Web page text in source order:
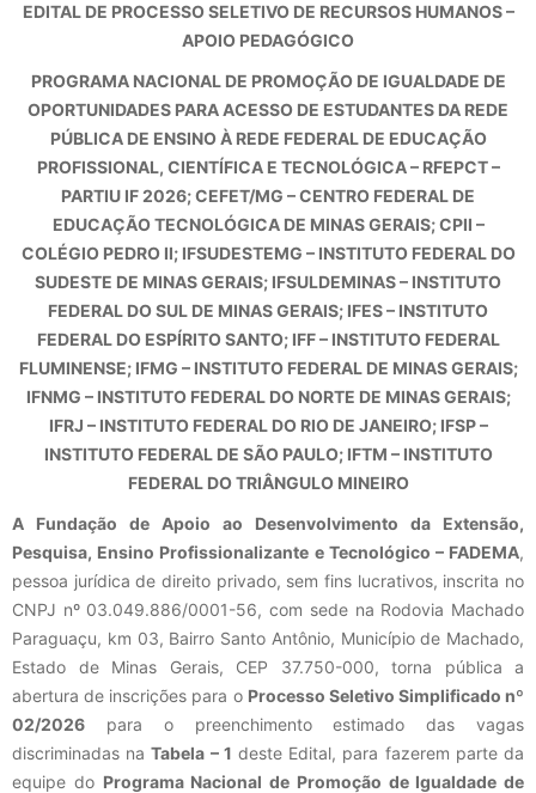
EDITAL DE PROCESSO SELETIVO DE RECURSOS HUMANOS –
APOIO PEDAGÓGICO
PROGRAMA NACIONAL DE PROMOÇÃO DE IGUALDADE DE
OPORTUNIDADES PARA ACESSO DE ESTUDANTES DA REDE
PÚBLICA DE ENSINO À REDE FEDERAL DE EDUCAÇÃO
PROFISSIONAL, CIENTÍFICA E TECNOLÓGICA – RFEPCT –
PARTIU IF 2026; CEFET/MG – CENTRO FEDERAL DE
EDUCAÇÃO TECNOLÓGICA DE MINAS GERAIS; CPII –
COLÉGIO PEDRO II; IFSUDESTEMG – INSTITUTO FEDERAL DO
SUDESTE DE MINAS GERAIS; IFSULDEMINAS – INSTITUTO
FEDERAL DO SUL DE MINAS GERAIS; IFES – INSTITUTO
FEDERAL DO ESPÍRITO SANTO; IFF – INSTITUTO FEDERAL
FLUMINENSE; IFMG – INSTITUTO FEDERAL DE MINAS GERAIS;
IFNMG – INSTITUTO FEDERAL DO NORTE DE MINAS GERAIS;
IFRJ – INSTITUTO FEDERAL DO RIO DE JANEIRO; IFSP –
INSTITUTO FEDERAL DE SÃO PAULO; IFTM – INSTITUTO
FEDERAL DO TRIÂNGULO MINEIRO
A Fundação de Apoio ao Desenvolvimento da Extensão,
Pesquisa, Ensino Profissionalizante e Tecnológico – FADEMA,
pessoa jurídica de direito privado, sem fins lucrativos, inscrita no
CNPJ nº 03.049.886/0001-56, com sede na Rodovia Machado
Paraguaçu, km 03, Bairro Santo Antônio, Município de Machado,
Estado de Minas Gerais, CEP 37.750-000, torna pública a
abertura de inscrições para o Processo Seletivo Simplificado nº
02/2026 para o preenchimento estimado das vagas
discriminadas naTabela – 1 deste Edital, para fazerem parte da
equipe do Programa Nacional de Promoção de Igualdade de